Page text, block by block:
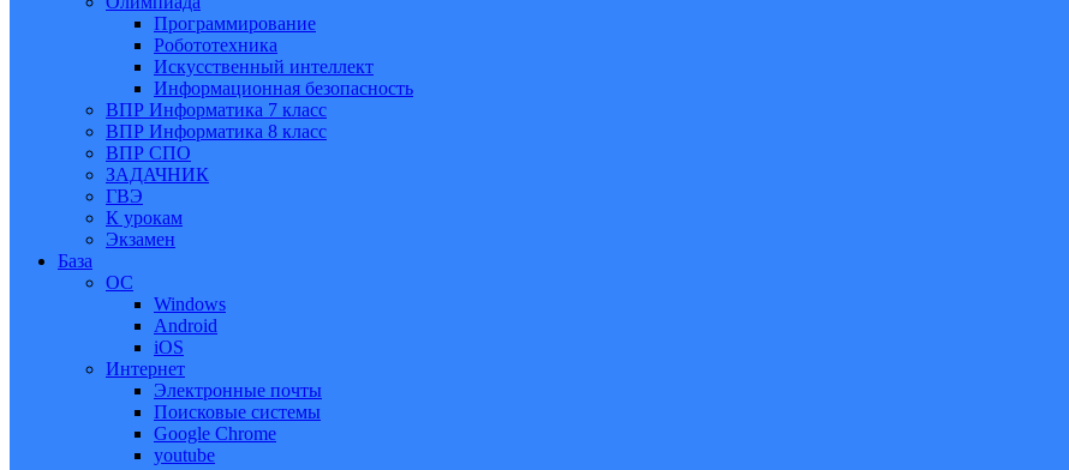
Программирование
Робототехника
Искусственный интеллект
Информационная безопасность
ВПР Информатика 7 класс
ВПР Информатика 8 класс
ВПР СПО
ЗАДАЧНИК
ГВЭ
К урокам
Экзамен
База
ОС
Windows
Android
iOS
Интернет
Электронные почты
Поисковые системы
Google Chrome
youtube